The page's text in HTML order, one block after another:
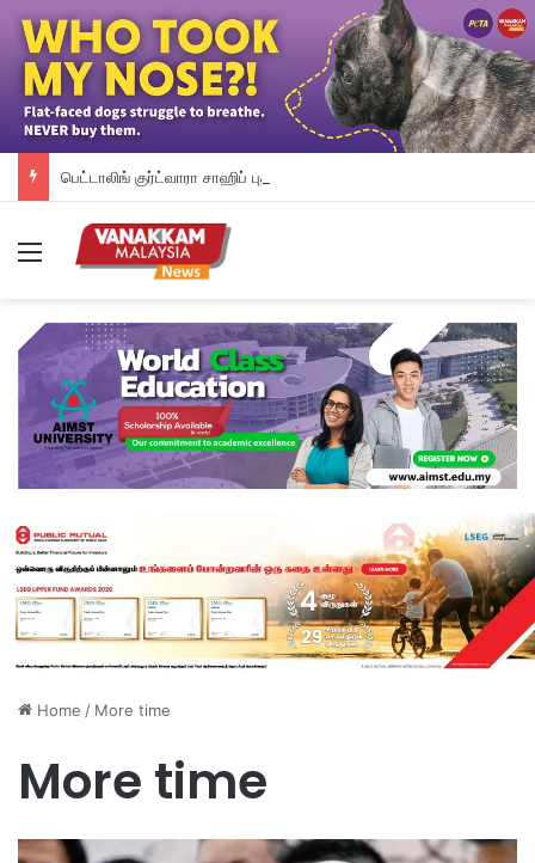
Menu
Home / More time
More time